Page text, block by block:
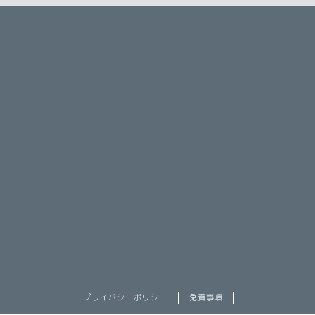
プライバシーポリシー 免責事項